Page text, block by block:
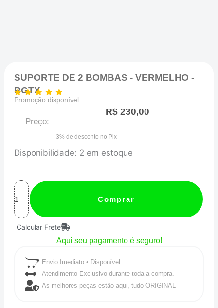
SUPORTE DE 2 BOMBAS - VERMELHO -
RGTX
Promoção disponível
Preço:
R$230,00
3% de desconto no Pix
Disponibilidade: 2 em estoque
SUPORTE
2
BOMBAS
-
VERMELHO
RGTX
quantidade
Comprar
Calcular Frete
Aqui seu pagamento é seguro!
Envio Imediato • Disponível
Atendimento Exclusivo durante toda a compra.
As melhores peças estão aqui, tudo ORIGINAL